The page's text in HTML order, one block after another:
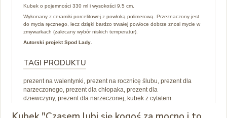
Kubek o pojemności 330 ml i wysokości 9,5 cm.
Wykonany z ceramiki porcelitowej z powłoką polimerową. Przeznaczony jest
do mycia ręcznego, lecz dzięki bardzo trwałej powłoce dobrze znosi mycie w
zmywarkach (zalecany wybór niskich temperatur).
Autorski projekt Spod Lady
TAGI PRODUKTU
prezent na walentynki, prezent na rocznicę ślubu, prezent dla
narzeczonego, prezent dla chłopaka, prezent dla
dziewczyny, prezent dla narzeczonej, kubek z cytatem